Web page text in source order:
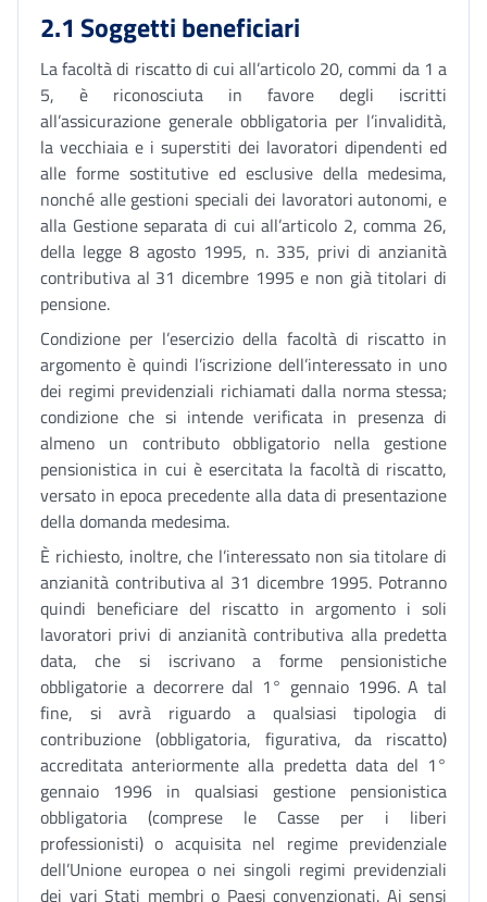
2.1 Soggetti beneficiari
La facoltà di riscatto di cui all’articolo 20, commi da 1 a
5, è riconosciuta in favore degli iscritti
all’assicurazione generale obbligatoria per l’invalidità,
la vecchiaia e i superstiti dei lavoratori dipendenti ed
alle forme sostitutive ed esclusive della medesima,
nonché alle gestioni speciali dei lavoratori autonomi, e
alla Gestione separata di cui all’articolo 2, comma 26,
della legge 8 agosto 1995, n. 335, privi di anzianità
contributiva al 31 dicembre 1995 e non già titolari di
pensione.
Condizione per l’esercizio della facoltà di riscatto in
argomento è quindi l’iscrizione dell’interessato in uno
dei regimi previdenziali richiamati dalla norma stessa;
condizione che si intende verificata in presenza di
almeno un contributo obbligatorio nella gestione
pensionistica in cui è esercitata la facoltà di riscatto,
versato in epoca precedente alla data di presentazione
della domanda medesima.
È richiesto, inoltre, che l’interessato non sia titolare di
anzianità contributiva al 31 dicembre 1995. Potranno
quindi beneficiare del riscatto in argomento i soli
lavoratori privi di anzianità contributiva alla predetta
data, che si iscrivano a forme pensionistiche
obbligatorie a decorrere dal 1° gennaio 1996. A tal
fine, si avrà riguardo a qualsiasi tipologia di
contribuzione (obbligatoria, figurativa, da riscatto)
accreditata anteriormente alla predetta data del 1°
gennaio 1996 in qualsiasi gestione pensionistica
obbligatoria (comprese le Casse per i liberi
professionisti) o acquisita nel regime previdenziale
dell’Unione europea o nei singoli regimi previdenziali
dei vari Stati membri o Paesi convenzionati. Ai sensi